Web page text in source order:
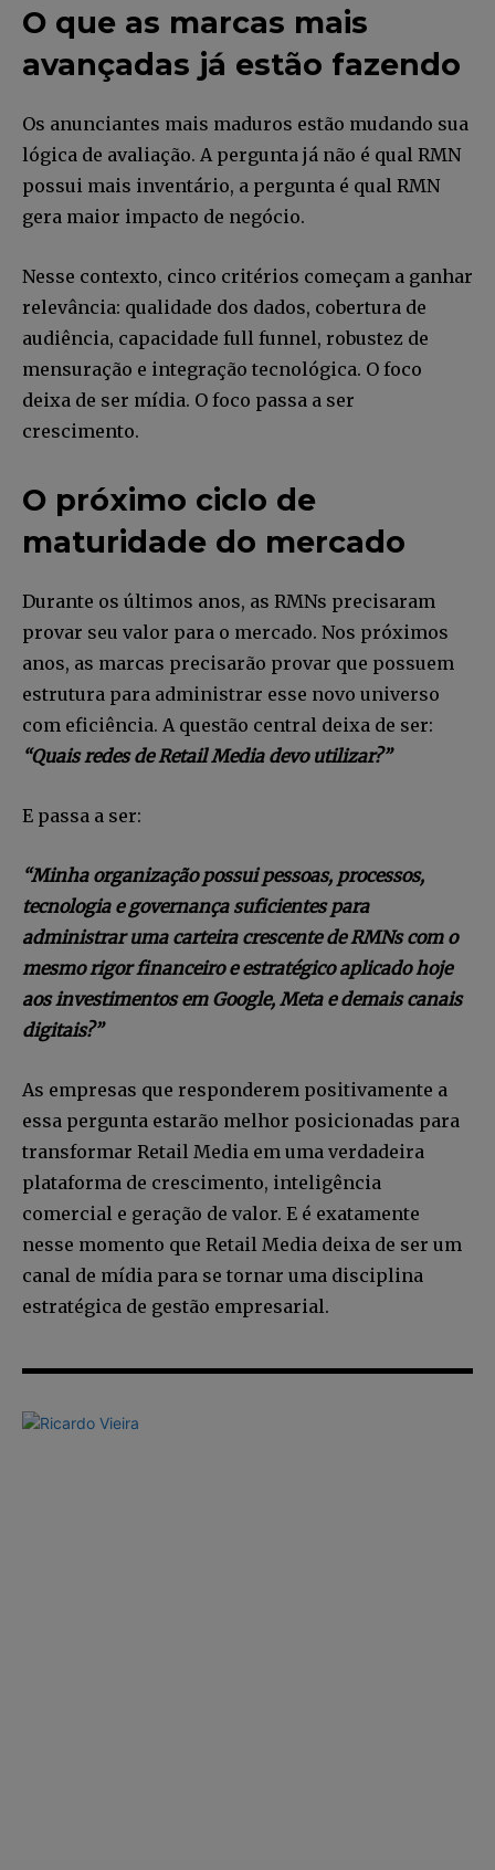
O que as marcas mais
avançadas já estão fazendo
Os anunciantes mais maduros estão mudando sua
lógica de avaliação. A pergunta já não é qual RMN
possui mais inventário, a pergunta é qual RMN
gera maior impacto de negócio.
Nesse contexto, cinco critérios começam a ganhar
relevância: qualidade dos dados, cobertura de
audiência, capacidade full funnel, robustez de
mensuração e integração tecnológica. O foco
deixa de ser mídia. O foco passa a ser
crescimento.
O próximo ciclo de
maturidade do mercado
Durante os últimos anos, as RMNs precisaram
provar seu valor para o mercado. Nos próximos
anos, as marcas precisarão provar que possuem
estrutura para administrar esse novo universo
com eficiência. A questão central deixa de ser:
“Quais redes de Retail Media devo utilizar?”
E passa a ser:
“Minha organização possui pessoas, processos,
tecnologia e governança suficientes para
administrar uma carteira crescente de RMNs com o
mesmo rigor financeiro e estratégico aplicado hoje
aos investimentos em Google, Meta e demais canais
digitais?”
As empresas que responderem positivamente a
essa pergunta estarão melhor posicionadas para
transformar Retail Media em uma verdadeira
plataforma de crescimento, inteligência
comercial e geração de valor. E é exatamente
nesse momento que Retail Media deixa de ser um
canal de mídia para se tornar uma disciplina
estratégica de gestão empresarial.